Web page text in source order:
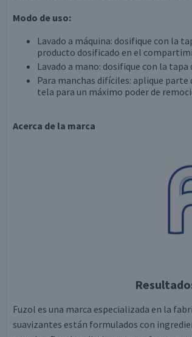
Modo de uso:
Lavado a máquina: dosifique con la
producto dosificado en el
Lavado a mano: dosifique con la tapa
Para manchas difíciles: aplique
tela para un máximo poder de
Acerca de la marca
Fuzol es una marca especializada en la
suavizantes están formulados con